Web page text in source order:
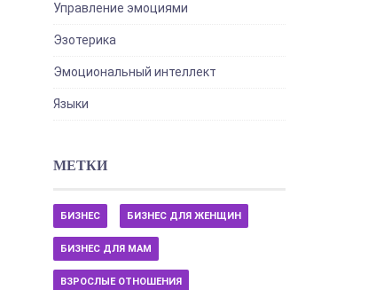
Управление эмоциями
Эзотерика
Эмоциональный интеллект
Языки
МЕТКИ
БИЗНЕС БИЗНЕС ДЛЯ ЖЕНЩИН
БИЗНЕС ДЛЯ МАМ
ВЗРОСЛЫЕ ОТНОШЕНИЯ